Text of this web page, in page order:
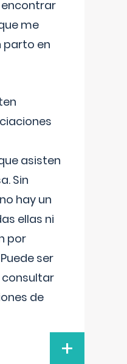
encontrar
me
parto en
asisten
Sin
hay un
ellas ni
por
ser
consultar
de
+